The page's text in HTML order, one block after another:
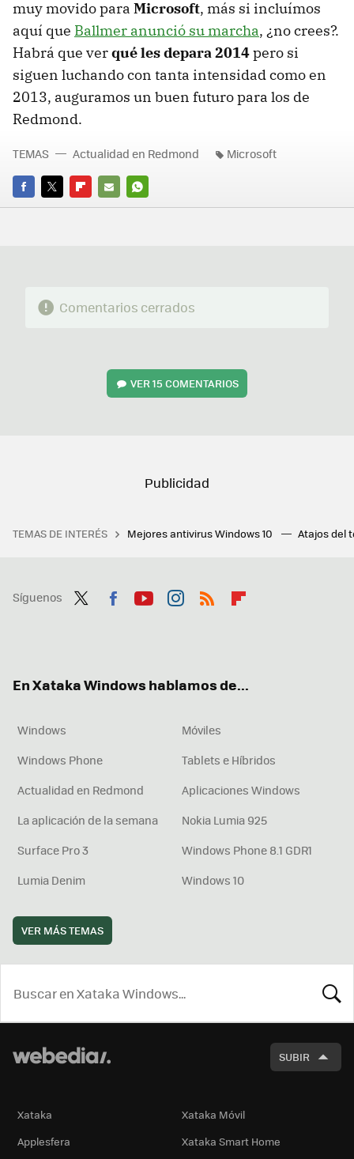
muy movido para Microsoft, más si incluímos
aquí que Ballmer anunció su marcha, ¿no crees?.
Habrá que verqué les depara 2014pero si
siguen luchando con tanta intensidad como en
2013, auguramos un buen futuro para los de
Redmond.
FACEBOOK
TWITTERFLIPBOARD
E-
WHATSAPP
TEMAS Actualidad en Redmond Microsoft
Comentarios cerrados
VER15 COMENTARIOS
TEMAS DE INTERÉS Mejores antivirus Windows 10 Atajos del
Síguenos
En Xataka Windows hablamos de...
Windows
Móviles
Windows Phone
Tablets e Híbridos
Actualidad en Redmond
Aplicaciones Windows
La aplicación de la semana
Nokia Lumia 925
Surface Pro 3
Windows Phone 8.1 GDR1
Lumia Denim
Windows 10
VER MÁS TEMAS
SUBIR
Xataka
Xataka Móvil
Applesfera
Xataka Smart Home